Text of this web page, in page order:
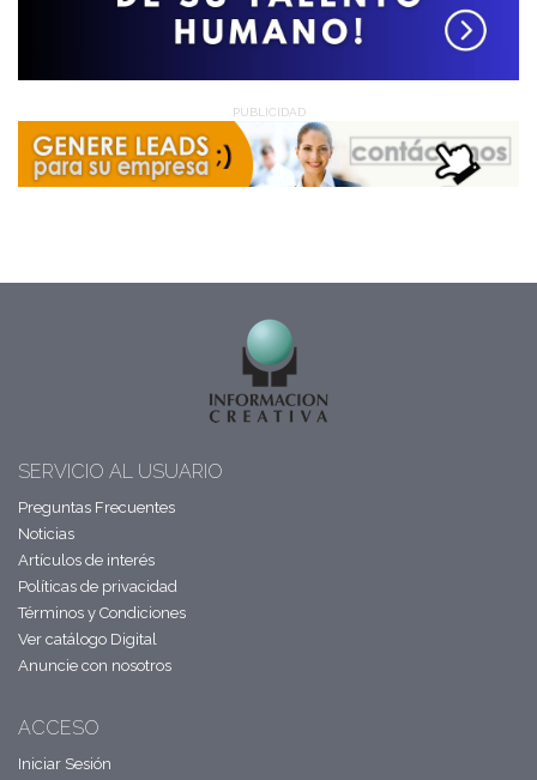
PUBLICIDAD
SERVICIO AL USUARIO
Preguntas Frecuentes
Noticias
Artículos de interés
Políticas de privacidad
Términos y Condiciones
Ver catálogo Digital
Anuncie con nosotros
ACCESO
Iniciar Sesión